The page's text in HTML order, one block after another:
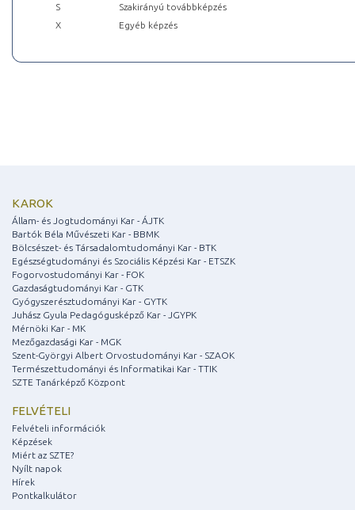
S
Szakirányú továbbképzés
X
Egyéb képzés
KAROK
Állam- és Jogtudományi Kar - ÁJTK
Bartók Béla Művészeti Kar - BBMK
Bölcsészet- és Társadalomtudományi Kar - BTK
Egészségtudományi és Szociális Képzési Kar - ETSZK
Fogorvostudományi Kar - FOK
Gazdaságtudományi Kar - GTK
Gyógyszerésztudományi Kar - GYTK
Juhász Gyula Pedagógusképző Kar - JGYPK
Mérnöki Kar - MK
Mezőgazdasági Kar - MGK
Szent-Györgyi Albert Orvostudományi Kar - SZAOK
Természettudományi és Informatikai Kar - TTIK
SZTE Tanárképző Központ
FELVÉTELI
Felvételi információk
Képzések
Miért az SZTE?
Nyílt napok
Hírek
Pontkalkulátor